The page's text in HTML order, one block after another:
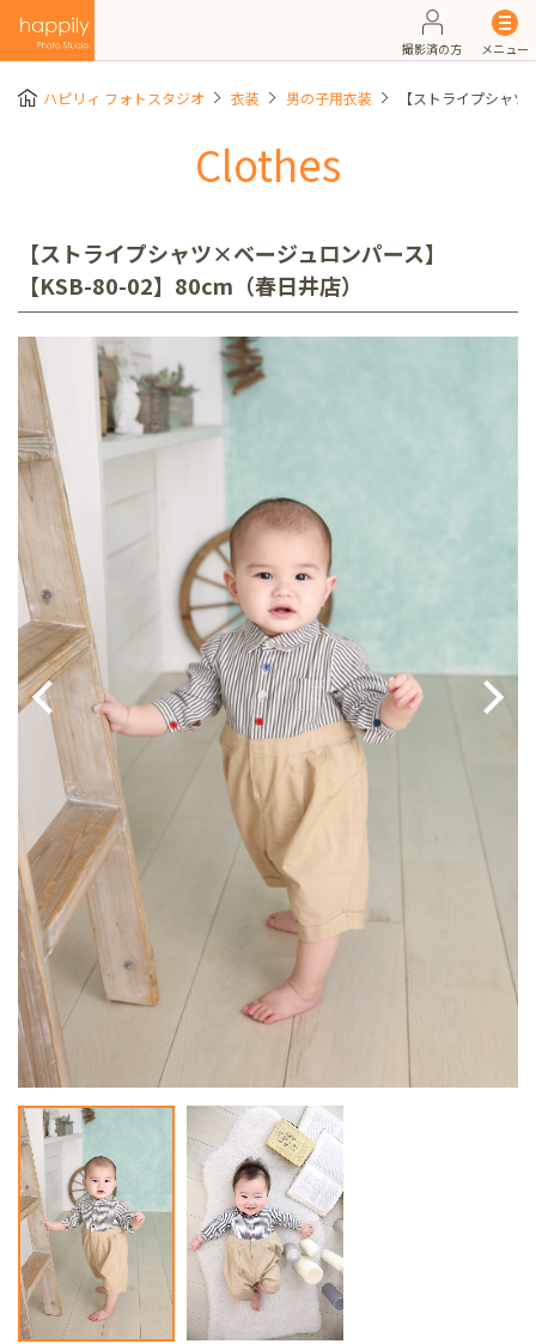
撮影済の方 メニュー
ハピリィ フォトスタジオ 衣装 男の子用衣装 【ストライプシャ
Clothes
【ストライプシャツ×ベージュロンパース】
【KSB-80-02】80cm（春日井店）